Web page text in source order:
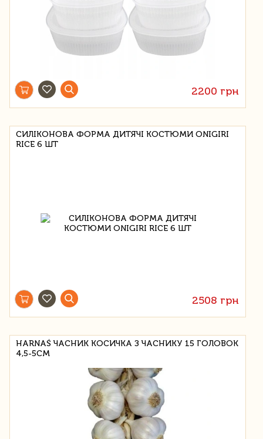
2200 грн
СИЛІКОНОВА ФОРМА ДИТЯЧІ КОСТЮМИ ONIGIRI
RICE 6 ШТ
2508 грн
HARNAŚ ЧАСНИК КОСИЧКА З ЧАСНИКУ 15 ГОЛОВОК
4,5-5СМ